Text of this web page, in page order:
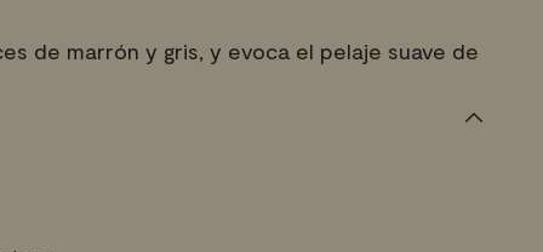
de marrón y gris, y evoca el pelaje suave de